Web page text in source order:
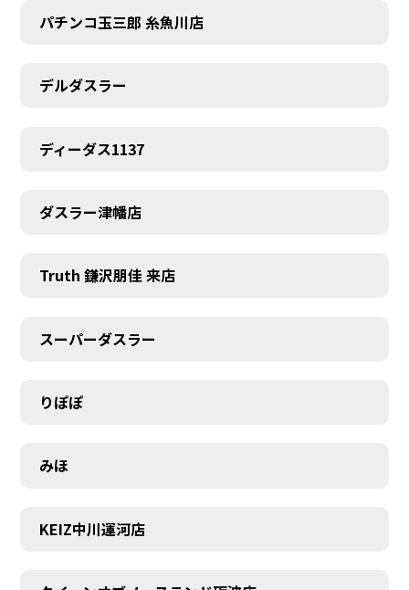
パチンコ玉三郎 糸魚川店
デルダスラー
ディーダス1137
ダスラー津幡店
Truth 鎌沢朋佳 来店
スーパーダスラー
りぽぽ
みほ
KEIZ中川運河店